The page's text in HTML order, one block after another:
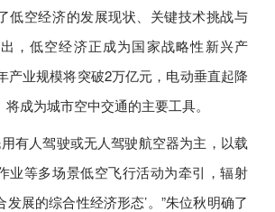
低空经济的发展现状、关键技术挑战与
，低空经济正成为国家战略性新兴产
产业规模将突破2万亿元，电动垂直起降
成为城市空中交通的主要工具。
用有人驾驶或无人驾驶航空器为主，以载
业等多场景低空飞行活动为牵引，辐射
展的综合性经济形态’。”朱位秋明确了